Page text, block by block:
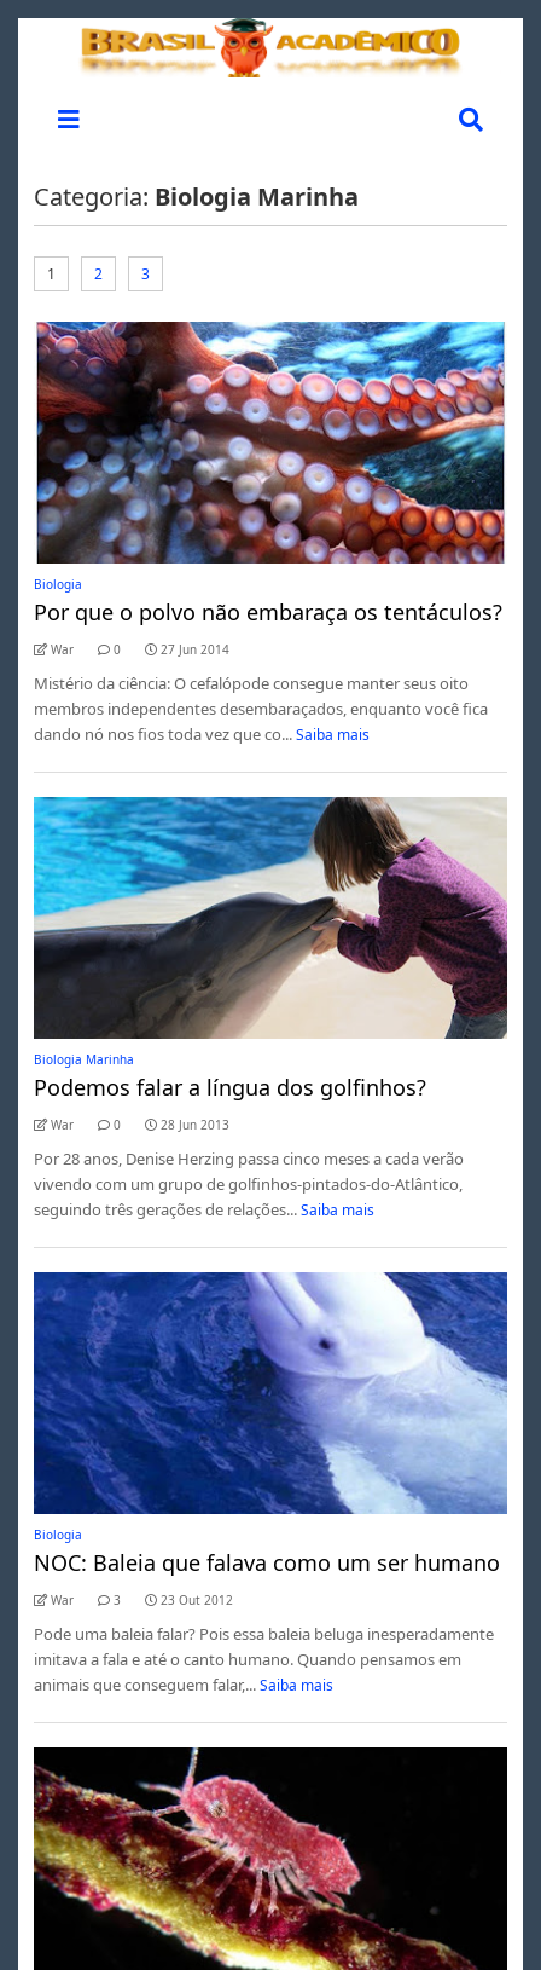
Categoria: Biologia Marinha
1 2 3
Biologia
Por que o polvo não embaraça os tentáculos?
War 0 27 Jun 2014
Mistério da ciência: O cefalópode consegue manter seus oito
membros independentes desembaraçados, enquanto você fica
dando nó nos fios toda vez que co... Saiba mais
Biologia Marinha
Podemos falar a língua dos golfinhos?
War 0 28 Jun 2013
Por 28 anos, Denise Herzing passa cinco meses a cada verão
vivendo com um grupo de golfinhos-pintados-do-Atlântico,
seguindo três gerações de relações... Saiba mais
Biologia
NOC: Baleia que falava como um ser humano
War 3 23 Out 2012
Pode uma baleia falar? Pois essa baleia beluga inesperadamente
imitava a fala e até o canto humano. Quando pensamos em
animais que conseguem falar,... Saiba mais